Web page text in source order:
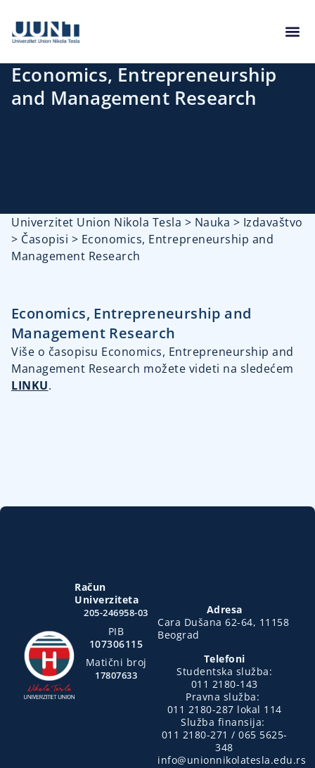
Economics, Entrepreneurship
and Management Research
Univerzitet Union Nikola Tesla > Nauka > Izdavaštvo
> Časopisi > Economics, Entrepreneurship and
Management Research
Economics, Entrepreneurship and
Management Research
Više o časopisu Economics, Entrepreneurship and
Management Research možete videti na sledećem
LINKU.
Račun
Univerziteta
205-246958-03
PIB
107306115
Matični broj
17807633
Adresa
Cara Dušana 62-64, 11158
Beograd
Telefoni
Studentska služba:
011 2180-143
Pravna služba:
011 2180-287 lokal 114
Služba finansija:
011 2180-271 / 065 5625-
348
info@unionnikolatesla.edu.rs